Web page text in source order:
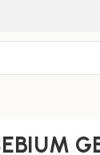
EXFOLIANT